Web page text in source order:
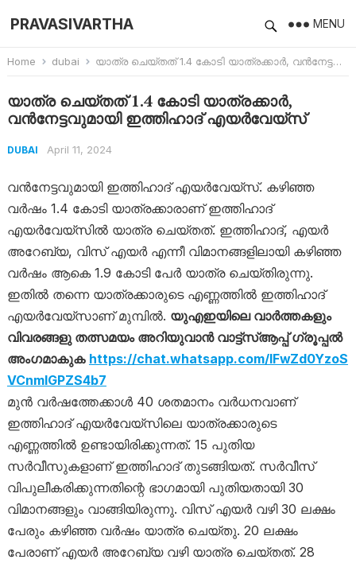
PRAVASIVARTHA MENU
Home dubai യാത്ര ചെയ്തത് 1.4 കോടി യാത്രക്കാര്‍, വന്‍നേട്ടവുമായി ഇത്തിഹാദ് എയര്‍വേയ്‌സ്
യാത്ര ചെയ്തത് 1.4 കോടി യാത്രക്കാര്‍,
വന്‍നേട്ടവുമായി ഇത്തിഹാദ് എയര്‍വേയ്‌സ്
DUBAI April 11, 2024
വന്‍നേട്ടവുമായി ഇത്തിഹാദ് എയര്‍വേയ്‌സ്. കഴിഞ്ഞ
വര്‍ഷം 1.4 കോടി യാത്രക്കാരാണ് ഇത്തിഹാദ്
എയര്‍വേയ്‌സില്‍ യാത്ര ചെയ്തത്. ഇത്തിഹാദ്, എയര്‍
അറേബ്യ, വിസ് എയര്‍ എന്നീ വിമാനങ്ങളിലായി കഴിഞ്ഞ
വര്‍ഷം ആകെ 1.9 കോടി പേര്‍ യാത്ര ചെയ്തിരുന്നു.
ഇതില്‍ തന്നെ യാത്രക്കാരുടെ എണ്ണത്തില്‍ ഇത്തിഹാദ്
എയര്‍വേയ്‌സാണ് മുമ്പില്‍. യുഎഇയിലെ വാർത്തകളും
വിവരങ്ങളു തത്സമയം അറിയുവാൻ വാട്ട്‌സ്ആപ്പ് ഗ്രൂപ്പൽ
അംഗമാകുക https://chat.whatsapp.com/IFwZd0YzoS
VCnmIGPZS4b7
മുന്‍ വര്‍ഷത്തേക്കാള്‍ 40 ശതമാനം വര്‍ധനവാണ്
ഇത്തിഹാദ് എയര്‍വേയ്‌സിലെ യാത്രക്കാരുടെ
എണ്ണത്തില്‍ ഉണ്ടായിരിക്കുന്നത്. 15 പുതിയ
സര്‍വീസുകളാണ് ഇത്തിഹാദ് തുടങ്ങിയത്. സര്‍വീസ്
വിപുലീകരിക്കുന്നതിന്റെ ഭാഗമായി പുതിയതായി 30
വിമാനങ്ങളും വാങ്ങിയിരുന്നു. വിസ് എയര്‍ വഴി 30 ലക്ഷം
പേരും കഴിഞ്ഞ വര്‍ഷം യാത്ര ചെയ്തു. 20 ലക്ഷം
പേരാണ് എയര്‍ അറേബ്യ വഴി യാത്ര ചെയ്തത്. 28